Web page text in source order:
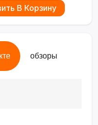
В Корзину
обзоры